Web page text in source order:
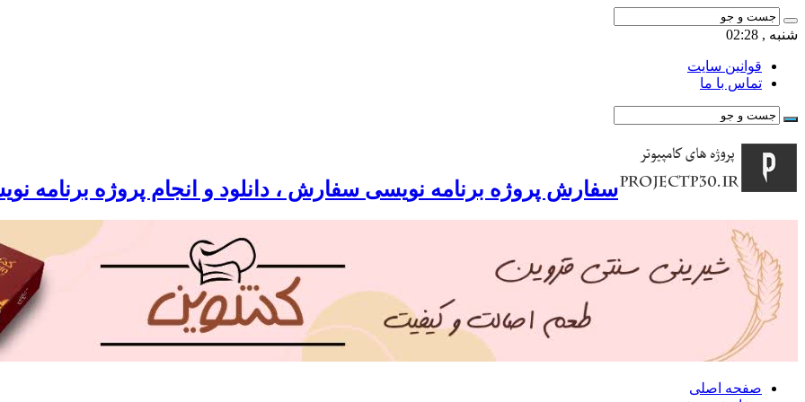
شنبه , 02:28
قوانین سایت
تماس با ما
سفارش پروژه برنامه نویسی سفارش ، دانلود و انجام پروژه برنامه
صفحه اصلی